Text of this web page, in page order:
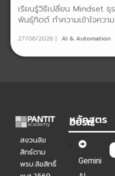
เรียนรู้วิธีเปลี่ยน Mindset
พันธุ์ทิตต์ ทำความเข้าใจคว
27/06/2026 AI & Automation
สงวนลิข
สิทธ์ตาม
พรบ.ลิขสิทธิ์
หลักสูตร
อบรม
Gemini